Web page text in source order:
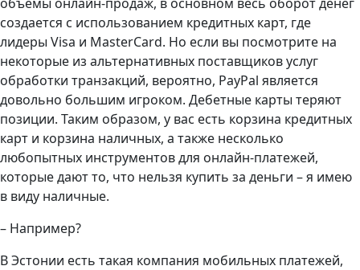
создается с использованием кредитных карт, где
лидеры Visa и MasterCard. Но если вы посмотрите на
некоторые из альтернативных поставщиков услуг
обработки транзакций, вероятно, PayPal является
довольно большим игроком. Дебетные карты теряют
позиции. Таким образом, у вас есть корзина кредитных
карт и корзина наличных, а также несколько
любопытных инструментов для онлайн-платежей,
которые дают то, что нельзя купить за деньги – я имею
в виду наличные.
– Например?
В Эстонии есть такая компания мобильных платежей,